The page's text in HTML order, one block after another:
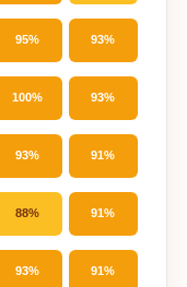
95% 93%
100% 93%
93% 91%
88% 91%
93% 91%